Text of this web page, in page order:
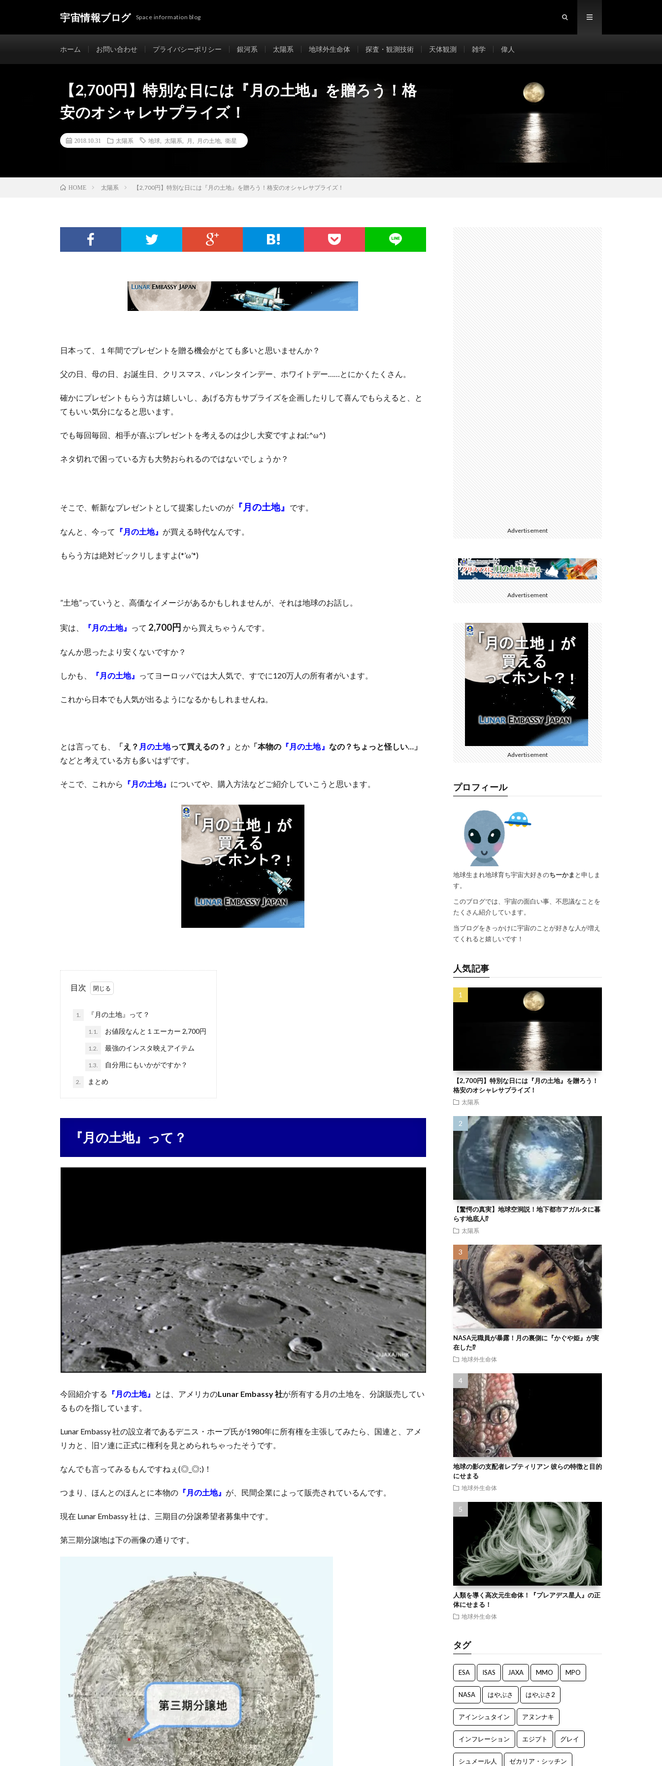
宇宙情報ブログ Space information blog
ホーム お問い合わせ プライバシーポリシー 銀河系 太陽系 地球外生命体 探査・観測技術 天体観測 雑学 偉人
【2,700円】特別な日には『月の土地』を贈ろう！格
安のオシャレサプライズ！
2018.10.31 太陽系 地球 太陽系 月 月の土地 衛星
HOME 太陽系 【2,700円】特別な日には『月の土地』を贈ろう！格安のオシャレサプライズ！
日本って、１年間でプレゼントを贈る機会がとても多いと思いませんか？
父の日、母の日、お誕生日、クリスマス、バレンタインデー、ホワイトデー……とにかくたくさん。
確かにプレゼントもらう方は嬉しいし、あげる方もサプライズを企画したりして喜んでもらえると、と
てもいい気分になると思います。
でも毎回毎回、相手が喜ぶプレゼントを考えるのは少し大変ですよね(;^ω^)
ネタ切れで困っている方も大勢おられるのではないでしょうか？
そこで、斬新なプレゼントとして提案したいのが 『月の土地』 です。
なんと、今って 『 月の土地』 が買える時代なんです。
もらう方は絶対ビックリしますよ(*’ω’*)
”土地”っていうと、高価なイメージがあるかもしれませんが、それは地球のお話し。
実は、 『 月の土地』 って 2,700円 から買えちゃうんです。
なんか思ったより安くないですか？
しかも、 『 月の土地』 ってヨーロッパでは大人気で、すでに120万人の所有者がいます。
これから日本でも人気が出るようになるかもしれませんね。
とは言っても、 「え？ 月の土地って買えるの？」 とか 「本物の 『 月の土地 』 なの？ちょっと怪しい…」
などと考えている方も多いはずです。
そこで、これから 『 月の土地』 についてや、購入方法などご紹介していこうと思います。
目次
1. 『月の土地』って？
1.1. お値段なんと１エーカー 2,700円
1.2. 最強のインスタ映えアイテム
1.3. 自分用にもいかがですか？
2. まとめ
『月の土地』って？
今回紹介する 『 月の土地』 とは、アメリカのLunar Embassy 社が所有する月の土地を、分譲販売してい
るものを指しています。
Lunar Embassy 社の設立者であるデニス・ホープ氏が1980年に所有権を主張してみたら、国連と、アメ
リカと、旧ソ連に正式に権利を見とめられちゃったそうです。
なんでも言ってみるもんですねぇ(◎_◎;)！
つまり、ほんとのほんとに本物の 『 月の土地』 が、民間企業によって販売されているんです。
現在 Lunar Embassy 社 は、三期目の分譲希望者募集中です。
第三期分譲地は下の画像の通りです。
Advertisement
Advertisement
Advertisement
プロフィール
地球生まれ地球育ち宇宙大好きのちーかま と申しま
す。
このブログでは、宇宙の面白い事、不思議なことを
たくさん紹介しています。
当ブログをきっかけに宇宙のことが好きな人が増え
てくれると嬉しいです！
人気記事
【2,700円】特別な日には『月の土地』を贈ろう！
格安のオシャレサプライズ！
太陽系
【驚愕の真実】地球空洞説！地下都市アガルタに暮
らす地底人⁉
太陽系
NASA元職員が暴露！月の裏側に『かぐや姫』が実
在した⁉
地球外生命体
地球の影の支配者レプティリアン 彼らの特徴と目的
にせまる
地球外生命体
人類を導く高次元生命体！『プレアデス星人』の正
体にせまる！
地球外生命体
タグ
ESA ISAS JAXA MMO MPO
NASA はやぶさ はやぶさ2
アインシュタイン アヌンナキ
インフレーション エジプト グレイ
シュメール人 ゼカリア・シッチン